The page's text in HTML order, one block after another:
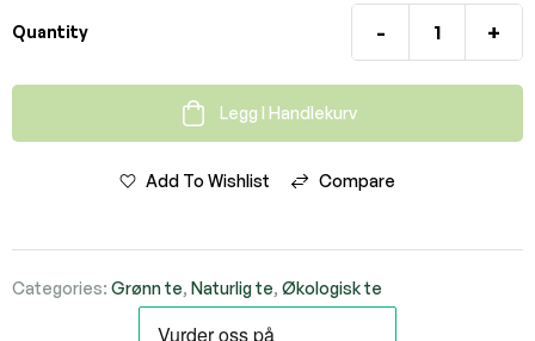
Quantity - +
Legg I Handlekurv
Add To Wishlist Compare
Categories: Grønn te, Naturlig te, Økologisk te